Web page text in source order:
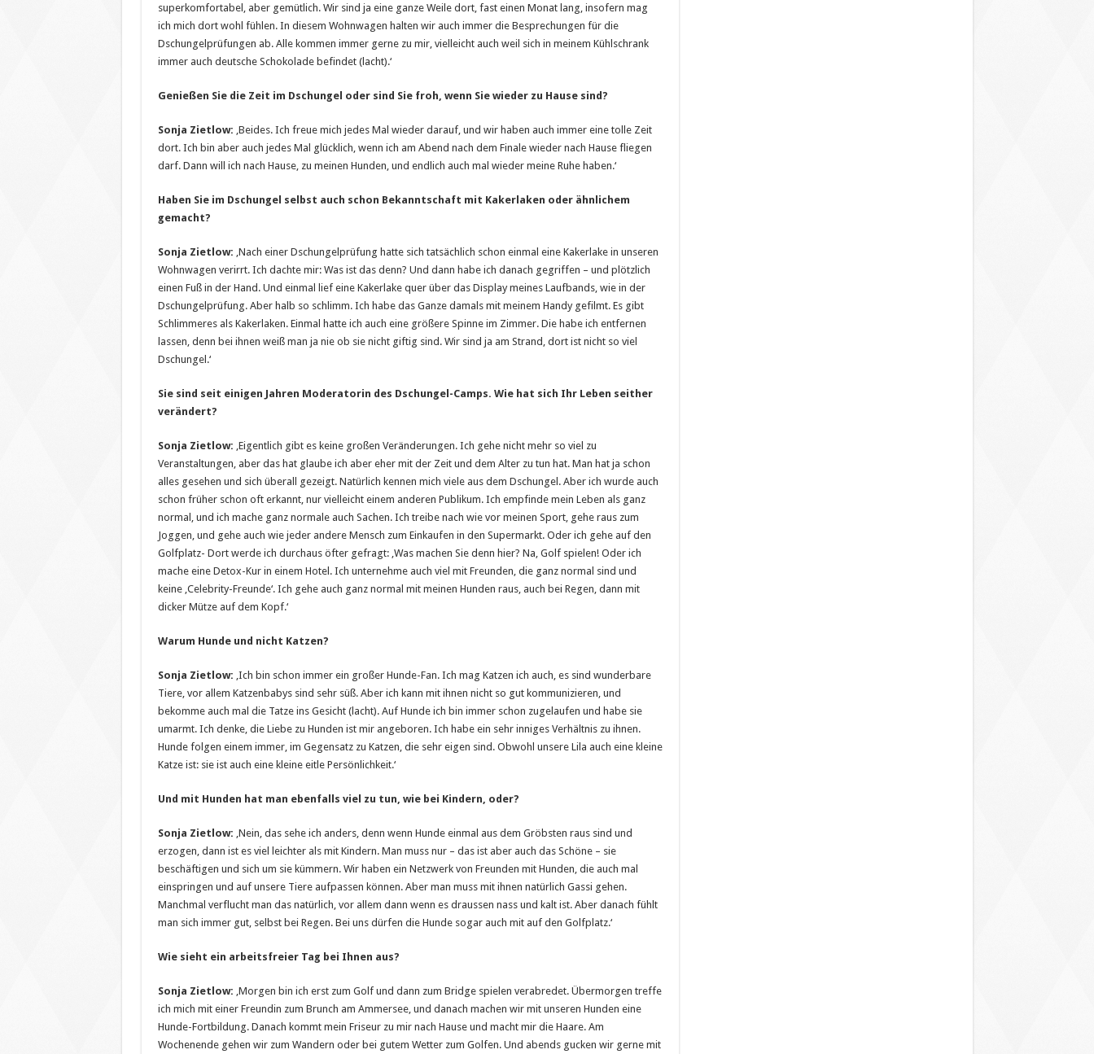
superkomfortabel, aber gemütlich. Wir sind ja eine ganze Weile dort, fast einen Monat lang, insofern mag
ich mich dort wohl fühlen. In diesem Wohnwagen halten wir auch immer die Besprechungen für die
Dschungelprüfungen ab. Alle kommen immer gerne zu mir, vielleicht auch weil sich in meinem Kühlschrank
immer auch deutsche Schokolade befindet (lacht).‘
Genießen Sie die Zeit im Dschungel oder sind Sie froh, wenn Sie wieder zu Hause sind?
Sonja Zietlow: ‚Beides. Ich freue mich jedes Mal wieder darauf, und wir haben auch immer eine tolle Zeit
dort. Ich bin aber auch jedes Mal glücklich, wenn ich am Abend nach dem Finale wieder nach Hause fliegen
darf. Dann will ich nach Hause, zu meinen Hunden, und endlich auch mal wieder meine Ruhe haben.‘
Haben Sie im Dschungel selbst auch schon Bekanntschaft mit Kakerlaken oder ähnlichem
gemacht?
Sonja Zietlow: ‚Nach einer Dschungelprüfung hatte sich tatsächlich schon einmal eine Kakerlake in unseren
Wohnwagen verirrt. Ich dachte mir: Was ist das denn? Und dann habe ich danach gegriffen – und plötzlich
einen Fuß in der Hand. Und einmal lief eine Kakerlake quer über das Display meines Laufbands, wie in der
Dschungelprüfung. Aber halb so schlimm. Ich habe das Ganze damals mit meinem Handy gefilmt. Es gibt
Schlimmeres als Kakerlaken. Einmal hatte ich auch eine größere Spinne im Zimmer. Die habe ich entfernen
lassen, denn bei ihnen weiß man ja nie ob sie nicht giftig sind. Wir sind ja am Strand, dort ist nicht so viel
Dschungel.‘
Sie sind seit einigen Jahren Moderatorin des Dschungel-Camps. Wie hat sich Ihr Leben seither
verändert?
Sonja Zietlow: ‚Eigentlich gibt es keine großen Veränderungen. Ich gehe nicht mehr so viel zu
Veranstaltungen, aber das hat glaube ich aber eher mit der Zeit und dem Alter zu tun hat. Man hat ja schon
alles gesehen und sich überall gezeigt. Natürlich kennen mich viele aus dem Dschungel. Aber ich wurde auch
schon früher schon oft erkannt, nur vielleicht einem anderen Publikum. Ich empfinde mein Leben als ganz
normal, und ich mache ganz normale auch Sachen. Ich treibe nach wie vor meinen Sport, gehe raus zum
Joggen, und gehe auch wie jeder andere Mensch zum Einkaufen in den Supermarkt. Oder ich gehe auf den
Golfplatz- Dort werde ich durchaus öfter gefragt: ‚Was machen Sie denn hier? Na, Golf spielen! Oder ich
mache eine Detox-Kur in einem Hotel. Ich unternehme auch viel mit Freunden, die ganz normal sind und
keine ‚Celebrity-Freunde‘. Ich gehe auch ganz normal mit meinen Hunden raus, auch bei Regen, dann mit
dicker Mütze auf dem Kopf.‘
Warum Hunde und nicht Katzen?
Sonja Zietlow: ‚Ich bin schon immer ein großer Hunde-Fan. Ich mag Katzen ich auch, es sind wunderbare
Tiere, vor allem Katzenbabys sind sehr süß. Aber ich kann mit ihnen nicht so gut kommunizieren, und
bekomme auch mal die Tatze ins Gesicht (lacht). Auf Hunde ich bin immer schon zugelaufen und habe sie
umarmt. Ich denke, die Liebe zu Hunden ist mir angeboren. Ich habe ein sehr inniges Verhältnis zu ihnen.
Hunde folgen einem immer, im Gegensatz zu Katzen, die sehr eigen sind. Obwohl unsere Lila auch eine kleine
Katze ist: sie ist auch eine kleine eitle Persönlichkeit.‘
Und mit Hunden hat man ebenfalls viel zu tun, wie bei Kindern, oder?
Sonja Zietlow: ‚Nein, das sehe ich anders, denn wenn Hunde einmal aus dem Gröbsten raus sind und
erzogen, dann ist es viel leichter als mit Kindern. Man muss nur – das ist aber auch das Schöne – sie
beschäftigen und sich um sie kümmern. Wir haben ein Netzwerk von Freunden mit Hunden, die auch mal
einspringen und auf unsere Tiere aufpassen können. Aber man muss mit ihnen natürlich Gassi gehen.
Manchmal verflucht man das natürlich, vor allem dann wenn es draussen nass und kalt ist. Aber danach fühlt
man sich immer gut, selbst bei Regen. Bei uns dürfen die Hunde sogar auch mit auf den Golfplatz.‘
Wie sieht ein arbeitsfreier Tag bei Ihnen aus?
Sonja Zietlow: ‚Morgen bin ich erst zum Golf und dann zum Bridge spielen verabredet. Übermorgen treffe
ich mich mit einer Freundin zum Brunch am Ammersee, und danach machen wir mit unseren Hunden eine
Hunde-Fortbildung. Danach kommt mein Friseur zu mir nach Hause und macht mir die Haare. Am
Wochenende gehen wir zum Wandern oder bei gutem Wetter zum Golfen. Und abends gucken wir gerne mit